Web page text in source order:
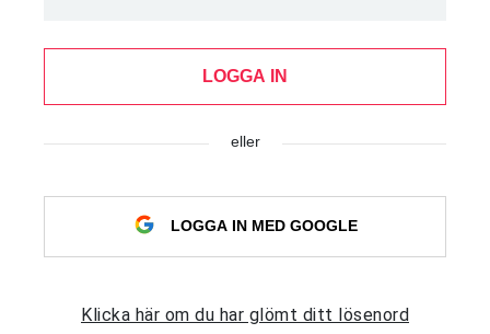
LOGGA IN
eller
LOGGA IN MED GOOGLE
Klicka här om du har glömt ditt lösenord